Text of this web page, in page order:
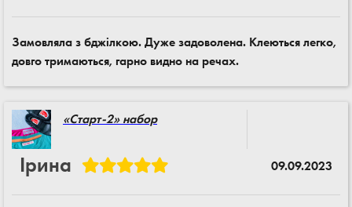
Замовляла з бджілкою. Дуже задоволена. Клеються легко,
довго тримаються, гарно видно на речах.
«Старт-2» набор
Ірина 09.09.2023